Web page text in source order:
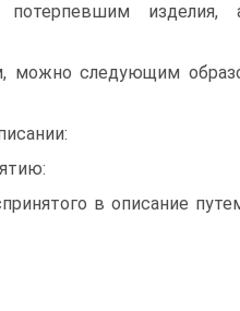
изделия,
можно следующим
в описание